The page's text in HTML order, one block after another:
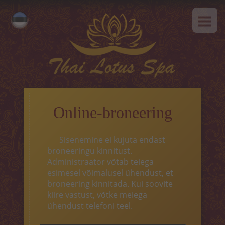
Русский
MEIST
Tai massaaz
Klassikaline massaaz
SPAa-programmid
Tai-programmid
Näohooldus
Online-broneering
Sisenemine ei kujuta endast
broneeringu kinnitust.
Administraator võtab teiega
esimesel võimalusel ühendust, et
broneering kinnitada. Kui soovite
kiire vastust, võtke meiega
ühendust telefoni teel.